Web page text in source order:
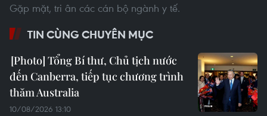
Gặp mặt, tri ân các cán bộ ngành y tế.
TIN CÙNG CHUYÊN MỤC
Tổng Bí thư, Chủ tịch nước
đến Canberra, tiếp tục chương trình
thăm Australia
10/08/2026 13:10